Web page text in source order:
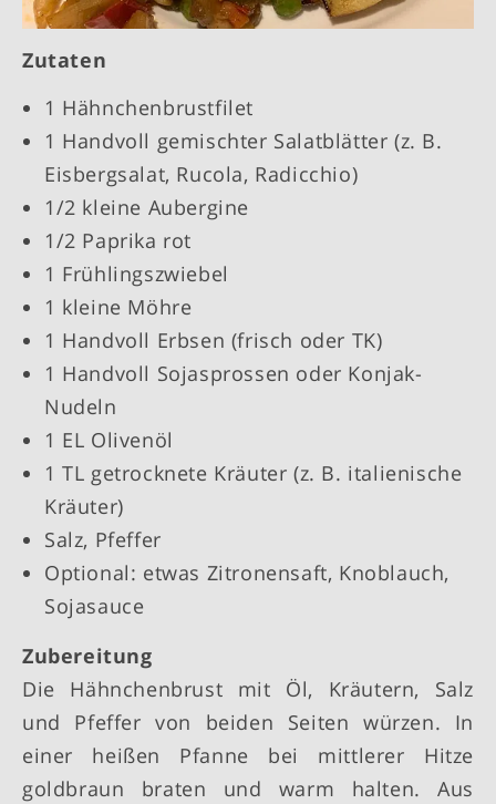
Zutaten
1 Hähnchenbrustfilet
1 Handvoll gemischter Salatblätter (z. B.
Eisbergsalat, Rucola, Radicchio)
1/2 kleine Aubergine
1/2 Paprika rot
1 Frühlingszwiebel
1 kleine Möhre
1 Handvoll Erbsen (frisch oder TK)
1 Handvoll Sojasprossen oder Konjak-
Nudeln
1 EL Olivenöl
1 TL getrocknete Kräuter (z. B. italienische
Kräuter)
Salz, Pfeffer
Optional: etwas Zitronensaft, Knoblauch,
Sojasauce
Zubereitung
Die Hähnchenbrust mit Öl, Kräutern, Salz
und Pfeffer von beiden Seiten würzen. In
einer heißen Pfanne bei mittlerer Hitze
goldbraun braten und warm halten. Aus